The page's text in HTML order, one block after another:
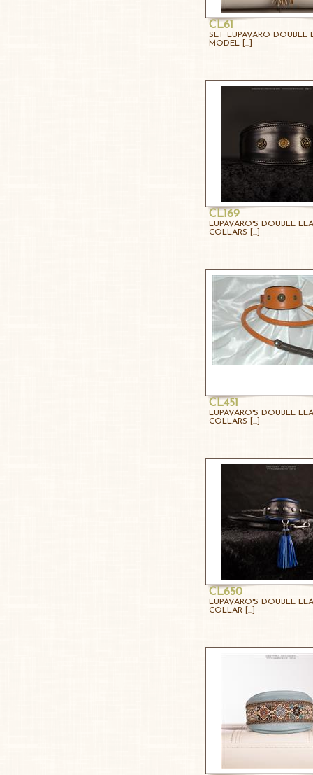
CL61
SET LUPAVARO DOUBLE
MODEL [...]
CL169
LUPAVARO'S DOUBLE
COLLARS [...]
CL451
LUPAVARO'S DOUBLE
COLLARS [...]
CL650
LUPAVARO'S DOUBLE
COLLAR [...]